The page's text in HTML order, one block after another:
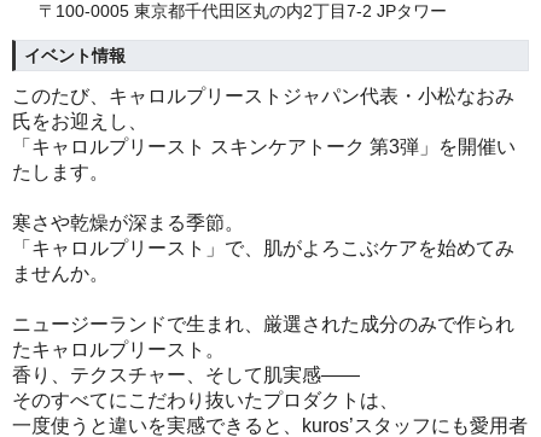
〒100-0005 東京都千代田区丸の内2丁目7-2 JPタワー
イベント情報
このたび、キャロルプリーストジャパン代表・ 小松なおみ
氏をお迎えし、
「キャロルプリースト スキンケアトーク 第3弾」を開催い
たします。
寒さや乾燥が深まる季節。
「キャロルプリースト」で、
肌がよろこぶケアを始めてみ
ませんか。
ニュージーランドで生まれ、 厳選された成分のみで作られ
たキャロルプリースト。
香り、テクスチャー、そして肌実感——
そのすべてにこだわり抜いたプロダクトは、
一度使うと違いを実感できると、kuros’スタッフにも愛用者